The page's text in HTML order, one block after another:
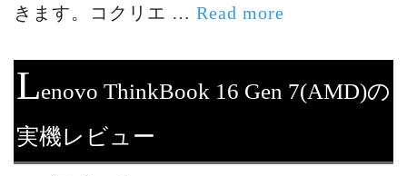
きます。コクリエ … Read more
Lenovo ThinkBook 16 Gen 7(AMD)の
実機レビュー